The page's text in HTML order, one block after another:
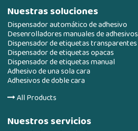
Nuestras soluciones
Dispensador automático de adhesivo
Desenrolladores manuales de adhesivos
Dispensador de etiquetas transparentes
Dispensador de etiquetas opacas
Dispensador de etiquetas manual
Adhesivo de una sola cara
Adhesivos de doble cara
All Products
Nuestros servicios